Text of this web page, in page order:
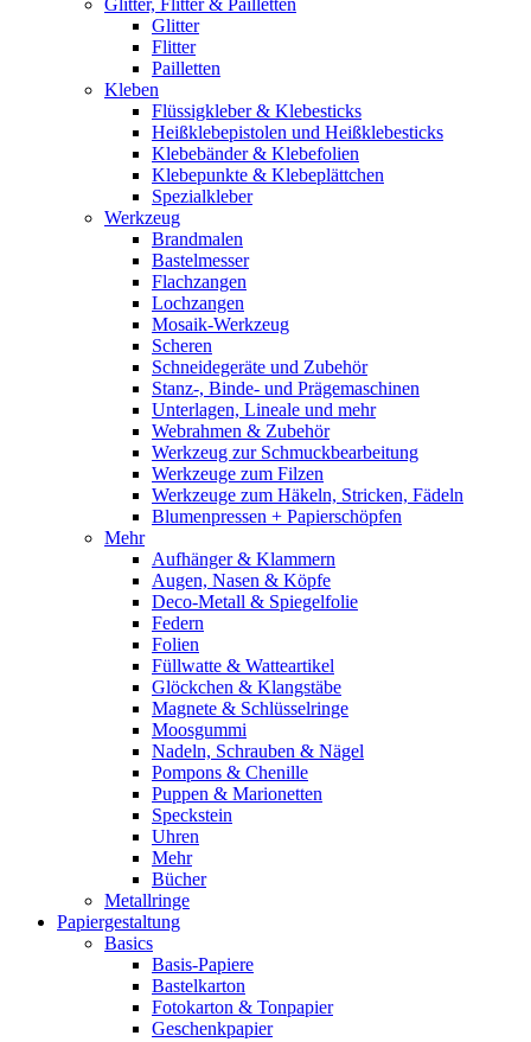
Glitter, Flitter & Pailletten
Glitter
Flitter
Pailletten
Kleben
Flüssigkleber & Klebesticks
Heißklebepistolen und Heißklebesticks
Klebebänder & Klebefolien
Klebepunkte & Klebeplättchen
Spezialkleber
Werkzeug
Brandmalen
Bastelmesser
Flachzangen
Lochzangen
Mosaik-Werkzeug
Scheren
Schneidegeräte und Zubehör
Stanz-, Binde- und Prägemaschinen
Unterlagen, Lineale und mehr
Webrahmen & Zubehör
Werkzeug zur Schmuckbearbeitung
Werkzeuge zum Filzen
Werkzeuge zum Häkeln, Stricken, Fädeln
Blumenpressen + Papierschöpfen
Mehr
Aufhänger & Klammern
Augen, Nasen & Köpfe
Deco-Metall & Spiegelfolie
Federn
Folien
Füllwatte & Watteartikel
Glöckchen & Klangstäbe
Magnete & Schlüsselringe
Moosgummi
Nadeln, Schrauben & Nägel
Pompons & Chenille
Puppen & Marionetten
Speckstein
Uhren
Mehr
Bücher
Metallringe
Papiergestaltung
Basics
Basis-Papiere
Bastelkarton
Fotokarton & Tonpapier
Geschenkpapier